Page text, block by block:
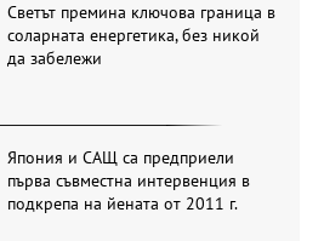
Светът премина ключова граница в
соларната енергетика, без никой
да забележи
Япония и САЩ са предприели
първа съвместна интервенция в
подкрепа на йената от 2011 г.